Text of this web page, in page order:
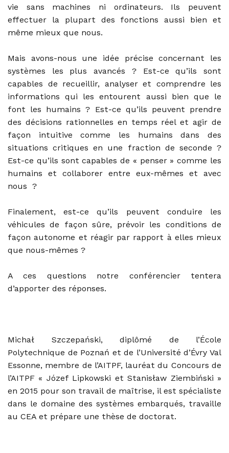
vie sans machines ni ordinateurs. Ils peuvent
effectuer la plupart des fonctions aussi bien et
même mieux que nous.
Mais avons-nous une idée précise concernant les
systèmes les plus avancés ? Est-ce qu’ils sont
capables de recueillir, analyser et comprendre les
informations qui les entourent aussi bien que le
font les humains ? Est-ce qu’ils peuvent prendre
des décisions rationnelles en temps réel et agir de
façon intuitive comme les humains dans des
situations critiques en une fraction de seconde ?
Est-ce qu’ils sont capables de « penser » comme les
humains et collaborer entre eux-mêmes et avec
nous ?
Finalement, est-ce qu’ils peuvent conduire les
véhicules de façon sûre, prévoir les conditions de
façon autonome et réagir par rapport à elles mieux
que nous-mêmes ?
A ces questions notre conférencier tentera
d’apporter des réponses.
Michał Szczepański, diplômé de l’École
Polytechnique de Poznań et de l’Université d’Évry Val
Essonne, membre de l’AITPF, lauréat du Concours de
l’AITPF « Józef Lipkowski et Stanisław Ziembiński »
en 2015 pour son travail de maîtrise, il est spécialiste
dans le domaine des systèmes embarqués, travaille
au CEA et prépare une thèse de doctorat.